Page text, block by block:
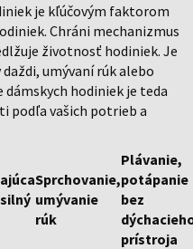
je kľúčovým faktorom
Chráni mechanizmus
životnosť hodiniek. Je
umývaní rúk alebo
hodiniek je teda
podľa vašich potrieb a
Sprchovanie,
umývanie
rúk
Plávanie,
potápanie
bez
prístroja